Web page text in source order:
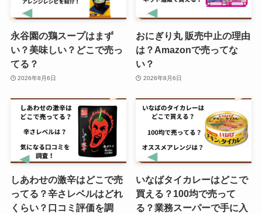
は？楽天やダイソーで買える？在
庫はまだある？
スポンジケーキ 市販はどこに売っ
てる？イオンで買える？美味しい
メーカーはどこ？
かける本バターの店舗はどこ？カ
ルディで買える？定価や口コミを
調査！
永谷園の鶏スープはまず
い？美味しい？どこで売っ
てる？
2026年8月6日
おにぎり丸 販売中止の理由
は？Amazonで売ってな
い？
2026年8月6日
しあわせの激辛はどこで売
ってる？辛さレベルはどれ
くらい？口コミ評価を調
いなばタイカレーはどこで
買える？100均で売って
る？業務スーパーで手に入